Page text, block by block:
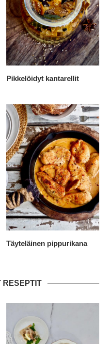
Pikkelöidyt kantarellit
Täyteläinen pippurikana
RESEPTIT